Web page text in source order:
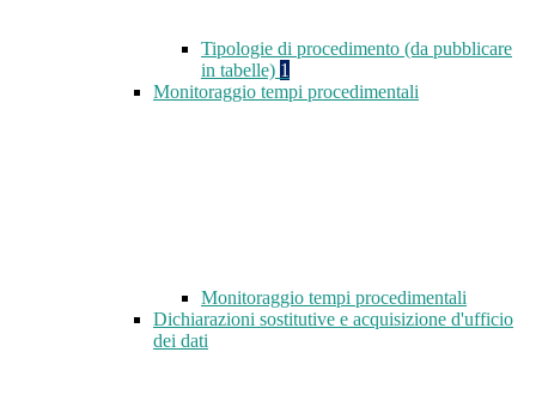
Tipologie di procedimento (da pubblicare
in tabelle) 1
Monitoraggio tempi procedimentali
Monitoraggio tempi procedimentali
Dichiarazioni sostitutive e acquisizione d'ufficio
dei dati